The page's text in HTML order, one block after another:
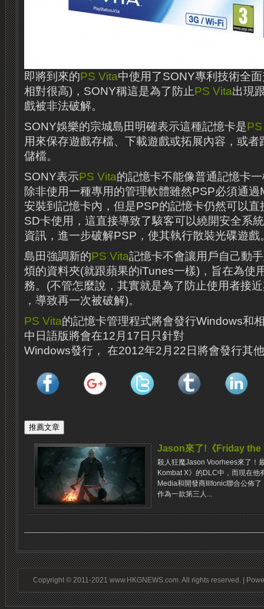
即將到來的PS Vita中使用了SONY專利技術全
相對很高)，SONY稱這是為了防止PS Vita出現
戲被非法破解。
SONY娛樂的宗城島田明確表示這種記憶卡是
用來保存遊戲存檔、下載遊戲或拓展內容，或
儲檔。
SONY表示PS Vita的記憶卡不能像普通記憶卡
除非使用一種專用的管理軟體雖然PSP必須通
安裝到記憶卡內，但是PSP的記憶卡仍然可以
SD卡使用，這直接導致了駭客可以繞開安全系
資訊，進一步破解PSP，使其執行散裝光碟遊戲
島田強調新的PS Vita記憶卡不會讓用戶自己動
煩的資料夾(就跟蘋果的iTunes一樣)，旨在為使
務。(不管怎麼說，其實就是為了防止使用者接
，導致再一次被破解)。
PS Vita的記憶卡管理程式將會發行Windows和
中日語版將會在12月17日只針對
Windows發行， 在2012年2月22日將會發行其
Jason來了!《Friday the
殺人狂魔Jason Voorhees來了！
Kombat X》的DLC中，而現在他
Media和開發商Illfonic聯合公佈
作為一款第三人...
Copyright © 2011-2021 www.HKGNEWS.com. All rights reserved. |